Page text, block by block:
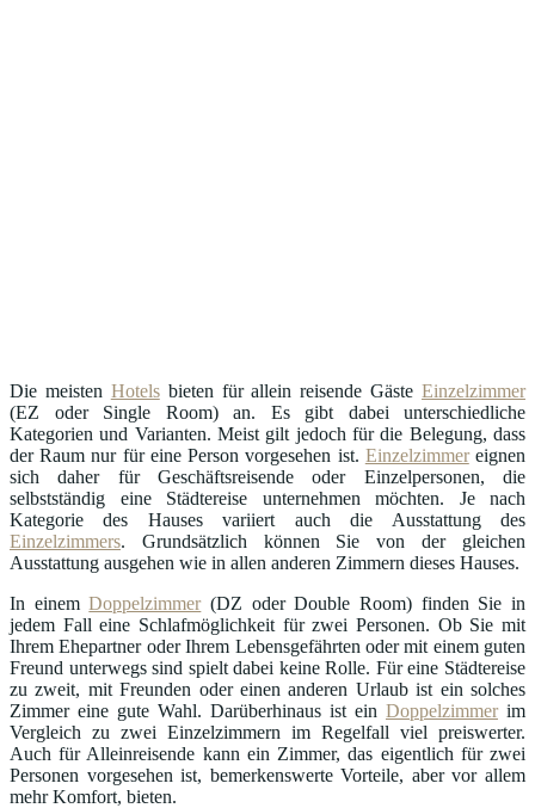
Die meisten Hotelsbieten für allein reisende Gäste Einzelzimmer
(EZ oder Single Room) an. Es gibt dabei unterschiedliche
Kategorien und Varianten. Meist gilt jedoch für die Belegung, dass
der Raum nur für eine Person vorgesehen ist. Einzelzimmereignen
sich daher für Geschäftsreisende oder Einzelpersonen, die
selbstständig eine Städtereise unternehmen möchten. Je nach
Kategorie des Hauses variiert auch die Ausstattung des
Einzelzimmers. Grundsätzlich können Sie von der gleichen
Ausstattung ausgehen wie in allen anderen Zimmern dieses Hauses.
In einemDoppelzimmer(DZ oder Double Room) finden Sie in
jedem Fall eine Schlafmöglichkeit für zwei Personen. Ob Sie mit
Ihrem Ehepartner oder Ihrem Lebensgefährten oder mit einem guten
Freund unterwegs sind spielt dabei keine Rolle. Für eine Städtereise
zu zweit, mit Freunden oder einen anderen Urlaub ist ein solches
Zimmer eine gute Wahl. Darüberhinaus ist ein Doppelzimmerim
Vergleich zu zwei Einzelzimmern im Regelfall viel preiswerter.
Auch für Alleinreisende kann ein Zimmer, das eigentlich für zwei
Personen vorgesehen ist, bemerkenswerte Vorteile, aber vor allem
mehr Komfort, bieten.